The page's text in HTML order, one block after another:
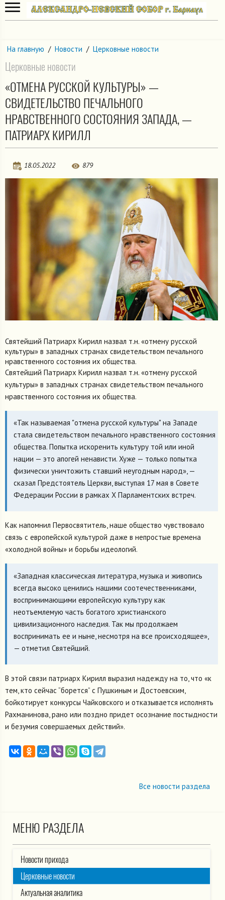
На главную / Новости / Церковные новости
Церковные новости
«ОТМЕНА РУССКОЙ КУЛЬТУРЫ» —
СВИДЕТЕЛЬСТВО ПЕЧАЛЬНОГО
НРАВСТВЕННОГО СОСТОЯНИЯ ЗАПАДА, —
ПАТРИАРХ КИРИЛЛ
18.05.2022 879
Святейший Патриарх Кирилл назвал т.н. «отмену русской
культуры» в западных странах свидетельством печального
нравственного состояния их общества.
Святейший Патриарх Кирилл назвал т.н. «отмену русской
культуры» в западных странах свидетельством печального
нравственного состояния их общества.
«Так называемая "отмена русской культуры" на Западе
стала свидетельством печального нравственного состояния
общества. Попытка искоренить культуру той или иной
нации — это апогей ненависти. Хуже — только попытка
физически уничтожить ставший неугодным народ», —
сказал Предстоятель Церкви, выступая 17 мая в Совете
Федерации России в рамках X Парламентских встреч.
Как напомнил Первосвятитель, наше общество чувствовало
связь с европейской культурой даже в непростые времена
«холодной войны» и борьбы идеологий.
«Западная классическая литература, музыка и живопись
всегда высоко ценились нашими соотечественниками,
воспринимающими европейскую культуру как
неотъемлемую часть богатого христианского
цивилизационного наследия. Так мы продолжаем
воспринимать ее и ныне, несмотря на все происходящее»,
— отметил Святейший.
В этой связи патриарх Кирилл выразил надежду на то, что «к
тем, кто сейчас “борется” с Пушкиным и Достоевским,
бойкотирует конкурсы Чайковского и отказывается исполнять
Рахманинова, рано или поздно придет осознание постыдности
и безумия совершаемых действий».
Все новости раздела
МЕНЮ РАЗДЕЛА
Новости прихода
Церковные новости
Актуальная аналитика